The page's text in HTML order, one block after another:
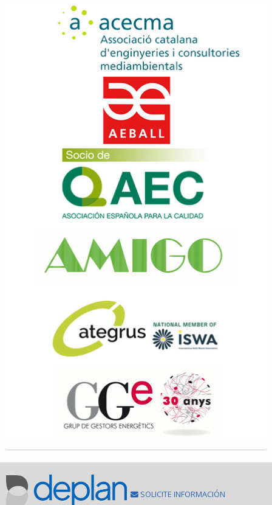
SOLICITE INFORMACIÓN